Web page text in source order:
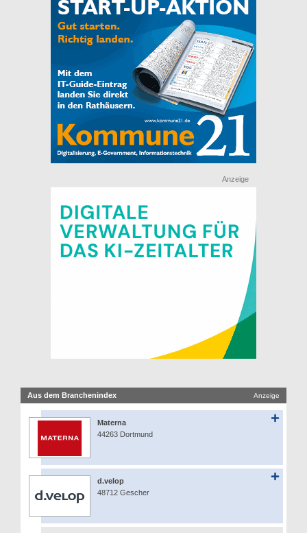
Anzeige
Aus dem Branchenindex Anzeige
Materna
44263 Dortmund
d.velop
48712 Gescher